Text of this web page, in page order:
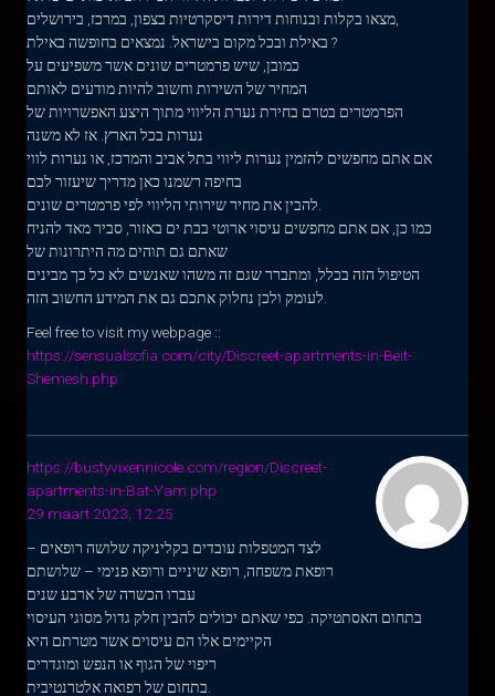
באילת ובכל מקום בישראל. נמצאים בחופשה באילת ?
כמובן, שיש פרמטרים שונים אשר משפיעים על
המחיר של השירות וחשוב להיות מודעים לאותם
הפרמטרים בטרם בחירת נערת הליווי מתוך היצע האפשרויות של
נערות בכל הארץ. אז לא משנה
אם אתם מחפשים להזמין נערות ליווי בתל אביב והמרכז, או נערות לווי
בחיפה רשמנו כאן מדריך שיעזור לכם
כמו כן, אם אתם מחפשים עיסוי ארוטי בבת ים באזור, סביר מאד להניח
שאתם גם תוהים מה היתרונות של
הטיפול הזה בכלל, ומתברר שגם זה משהו שאנשים לא כל כך מבינים
Feel free to visit my webpage ::
https://sensualsofia.com/city/Discreet-apartments-in-Beit-
Shemesh.php
https://bustyvixennicole.com/region/Discreet-
apartments-in-Bat-Yam.php
29 maart 2023, 12:25
לצד המטפלות עובדים בקליניקה שלושה רופאים –
רופאת משפחה, רופא שיניים ורופא פנימי – שלושתם
עברו הכשרה של ארבע שנים
בתחום האסתטיקה. כפי שאתם יכולים להבין חלק גדול מסוגי העיסוי
הקיימים אלו הם עיסוים אשר מטרתם היא
ריפוי של הגוף או הנפש ומוגדרים